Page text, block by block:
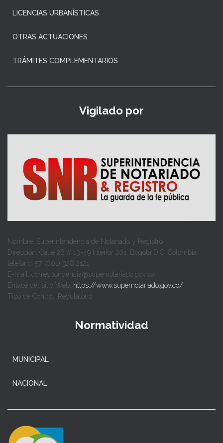
LICENCIAS URBANÍSTICAS
OTRAS ACTUACIONES
TRÁMITES COMPLEMENTARIOS
Vigilado por
Nombre: Superintendencia de Notariado y Registro
Dirección: Calle 26 # 13-49 Interior 201, Bogotá D.C. Colombia.
teléfono: 57+(601) 328 2121
E-mail: correspondencia@supernotariado.gov.co
Enlace del sitio Web: https://www.supernotariado.gov.co/
Tipo de Control: Regulatorio
Normatividad
MUNICIPAL
NACIONAL